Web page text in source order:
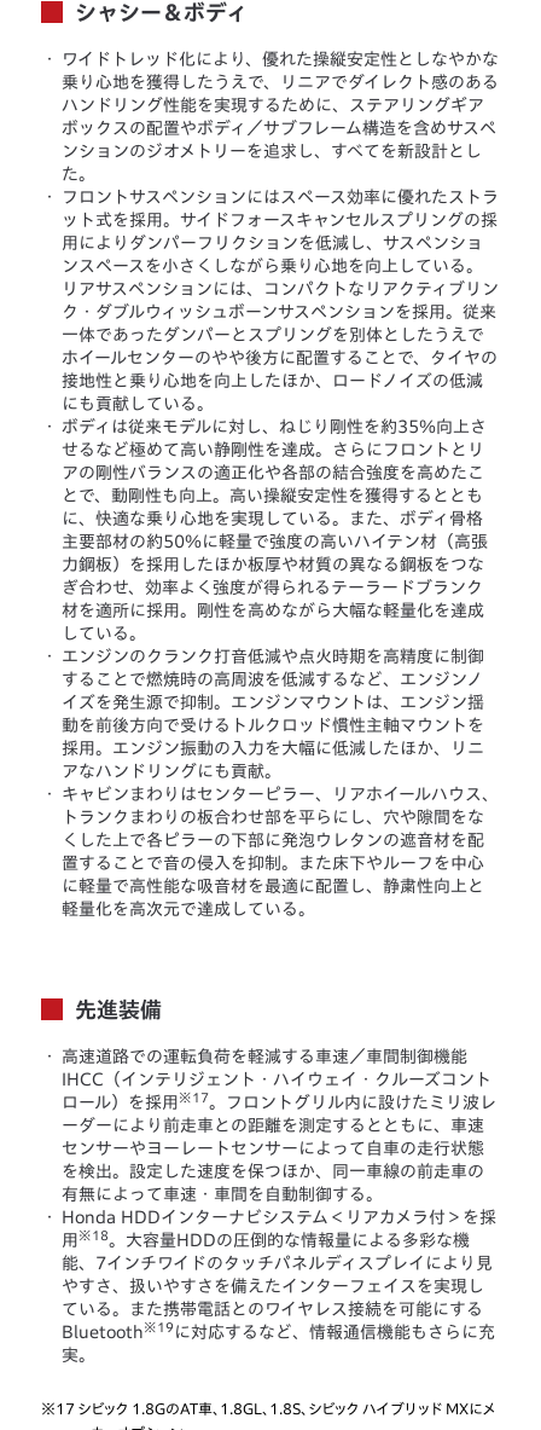
シャシー＆ボディ
・
ワイドトレッド化により、優れた操縦安定性としなやかな
乗り心地を獲得したうえで、リニアでダイレクト感のある
ハンドリング性能を実現するために、ステアリングギア
ボックスの配置やボディ／サブフレーム構造を含めサスペ
ンションのジオメトリーを追求し、すべてを新設計とし
た。
・
フロントサスペンションにはスペース効率に優れたストラ
ット式を採用。サイドフォースキャンセルスプリングの採
用によりダンパーフリクションを低減し、サスペンショ
ンスペースを小さくしながら乗り心地を向上している。
リアサスペンションには、コンパクトなリアクティブリン
ク・ダブルウィッシュボーンサスペンションを採用。従来
一体であったダンパーとスプリングを別体としたうえで
ホイールセンターのやや後方に配置することで、タイヤの
接地性と乗り心地を向上したほか、ロードノイズの低減
にも貢献している。
・
ボディは従来モデルに対し、ねじり剛性を約35％向上さ
せるなど極めて高い静剛性を達成。さらにフロントとリ
アの剛性バランスの適正化や各部の結合強度を高めたこ
とで、動剛性も向上。高い操縦安定性を獲得するととも
に、快適な乗り心地を実現している。また、ボディ骨格
主要部材の約50％に軽量で強度の高いハイテン材（高張
力鋼板）を採用したほか板厚や材質の異なる鋼板をつな
ぎ合わせ、効率よく強度が得られるテーラードブランク
材を適所に採用。剛性を高めながら大幅な軽量化を達成
している。
・
エンジンのクランク打音低減や点火時期を高精度に制御
することで燃焼時の高周波を低減するなど、エンジンノ
イズを発生源で抑制。エンジンマウントは、エンジン揺
動を前後方向で受けるトルクロッド慣性主軸マウントを
採用。エンジン振動の入力を大幅に低減したほか、リニ
アなハンドリングにも貢献。
・
キャビンまわりはセンターピラー、リアホイールハウス、
トランクまわりの板合わせ部を平らにし、穴や隙間をな
くした上で各ピラーの下部に発泡ウレタンの遮音材を配
置することで音の侵入を抑制。また床下やルーフを中心
に軽量で高性能な吸音材を最適に配置し、静粛性向上と
軽量化を高次元で達成している。
先進装備
・
高速道路での運転負荷を軽減する車速／車間制御機能
IHCC（インテリジェント・ハイウェイ・クルーズコント
ロール）を採用 ※17。フロントグリル内に設けたミリ波レ
ーダーにより前走車との距離を測定するとともに、車速
センサーやヨーレートセンサーによって自車の走行状態
を検出。設定した速度を保つほか、同一車線の前走車の
有無によって車速・車間を自動制御する。
・
Honda HDDインターナビシステム＜リアカメラ付＞を採
用 ※18。大容量HDDの圧倒的な情報量による多彩な機
能、7インチワイドのタッチパネルディスプレイにより見
やすさ、扱いやすさを備えたインターフェイスを実現し
ている。また携帯電話とのワイヤレス接続を可能にする
Bluetooth ※19 に対応するなど、情報通信機能もさらに充
実。
※17 シビック 1.8GのAT車、1.8GL、1.8S、シビック ハイブリッド MXにメ